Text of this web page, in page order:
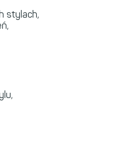
stylach,